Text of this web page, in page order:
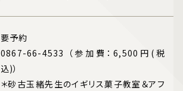
要予約
0867-66-4533 （参加費：6,500円(税
込)）
＊砂古玉緒先生のイギリス菓子教室＆アフ